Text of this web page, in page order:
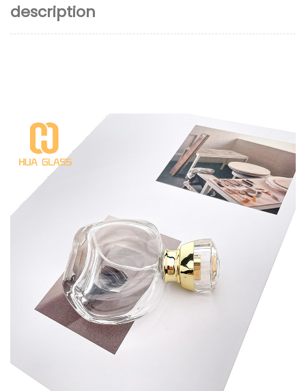
description